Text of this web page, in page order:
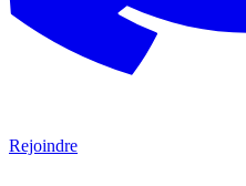
Rejoindre